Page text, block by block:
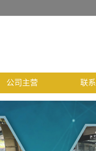
公司主营 联系